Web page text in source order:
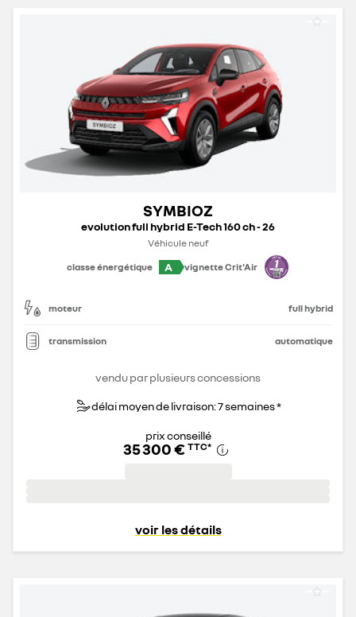
SYMBIOZ
evolution full hybrid E-Tech 160 ch - 26
Véhicule neuf
classe énergétique
A vignette Crit'Air
moteur full hybrid
transmission automatique
vendu par plusieurs concessions
délai moyen de livraison: 7 semaines *
prix conseillé
35 300 € TTC*
voir les détails